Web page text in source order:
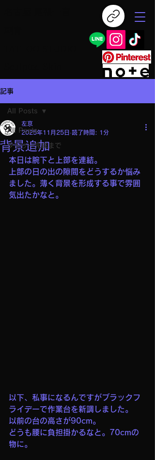
記事
All Posts
タトゥー完成まで
All Posts
背景追加
左京
2025年11月25日 読了時間: 1分
本日は腕下と上部を連結。
上部の日の出の隙間をどうするか悩み
ました。薄く背景を形成する事で雰囲
気出たかなと。
以下、私事になるんですがブラックフ
ライデーで作業台を新調しました。
以前の台の高さが90cm。
どうも腰に負担掛かるなと。70cmの
物に。